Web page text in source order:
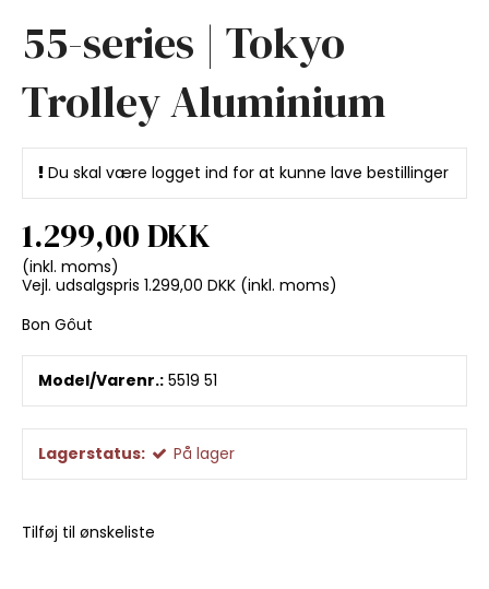
55-series | Tokyo
Trolley Aluminium
Du skal være logget ind for at kunne lave bestillinger
1.299,00 DKK
(inkl. moms)
Vejl. udsalgspris 1.299,00 DKK (inkl. moms)
Bon Gôut
Model/Varenr.: 5519 51
Lagerstatus: På lager
Tilføj til ønskeliste